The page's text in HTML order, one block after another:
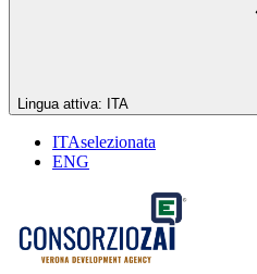
Lingua attiva: ITA
ITAselezionata
ENG